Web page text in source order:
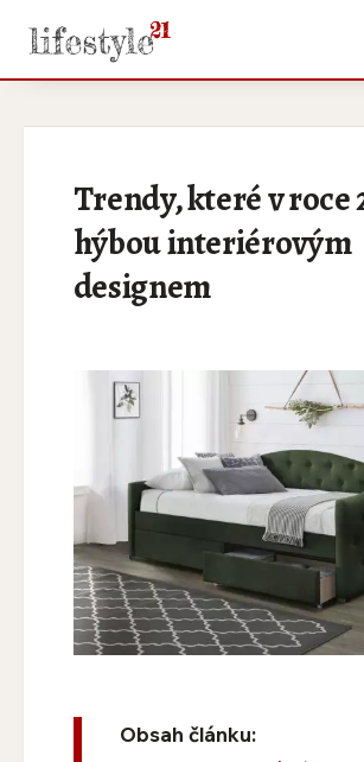
Trendy, které v roce
hýbou interiérovým
designem
Obsah článku: